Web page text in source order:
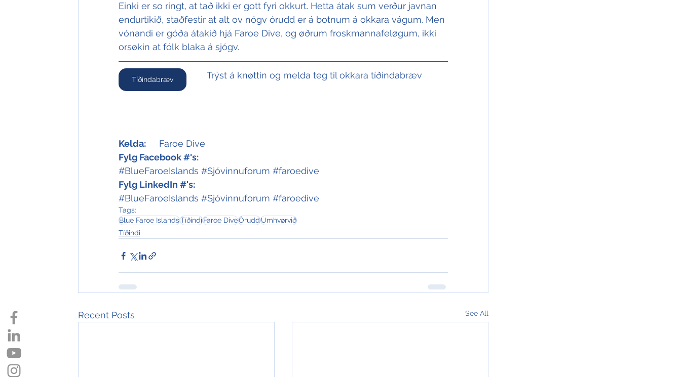
Einki er so ringt, at tað ikki er gott fyri okkurt. Hetta átak sum verður javnan
endurtikið, staðfestir at alt ov nógv órudd er á botnum á okkara vágum. Men
vónandi er góða átakið hjá Faroe Dive, og øðrum froskmannafeløgum, ikki
orsøkin at fólk blaka á sjógv.
Tíðindabræv Trýst á knøttin og melda teg til okkara tíðindabræv
Kelda:
	Faroe Dive
Fylg Facebook #'s:
#BlueFaroeIslands #Sjóvinnuforum #faroedive
Fylg LinkedIn #'s:
#BlueFaroeIslands #Sjóvinnuforum #faroedive
Tags:
Blue Faroe IslandsTíðindiFaroe DiveÓruddUmhvørvið
Tíðindi
Recent Posts See All